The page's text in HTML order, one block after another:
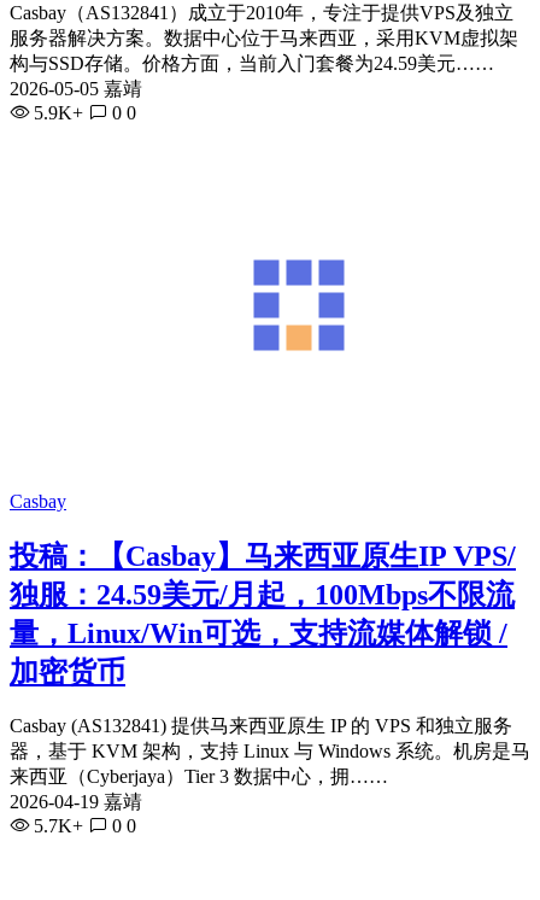
Casbay（AS132841）成立于2010年，专注于提供VPS及独立
服务器解决方案。数据中心位于马来西亚，采用KVM虚拟架
构与SSD存储。价格方面，当前入门套餐为24.59美元……
2026-05-05 嘉靖
5.9K+
0 0
Casbay
投稿：【Casbay】马来西亚原生IP VPS/
独服：24.59美元/月起，100Mbps不限流
量，Linux/Win可选，支持流媒体解锁 /
加密货币
Casbay (AS132841) 提供马来西亚原生 IP 的 VPS 和独立服务
器，基于 KVM 架构，支持 Linux 与 Windows 系统。机房是马
来西亚（Cyberjaya）Tier 3 数据中心，拥……
2026-04-19 嘉靖
5.7K+
0 0